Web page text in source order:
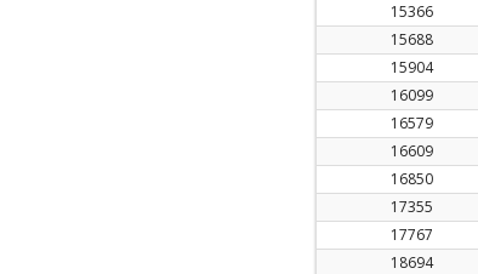
15366
15688
15904
16099
16579
16609
16850
17355
17767
18694